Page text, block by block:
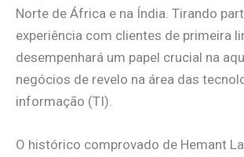
Norte de África e na Índia. Tirando
experiência com clientes de primeira
desempenhará um papel crucial na
negócios de revelo na área das
informação (TI).
O histórico comprovado de Hemant